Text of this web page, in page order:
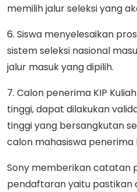
memilih jalur seleksi yang
6. Siswa menyelesaikan
sistem seleksi nasional
jalur masuk yang dipilih.
7. Calon penerima KIP
tinggi, dapat dilakukan
tinggi yang bersangkutan
calon mahasiswa penerima
Sony memberikan catatan
pendaftaran yaitu pastikan